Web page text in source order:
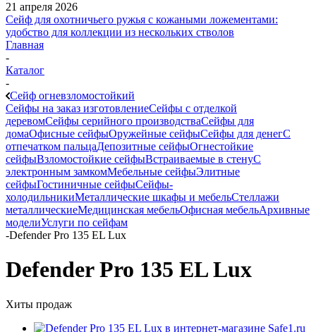
21 апреля 2026
Сейф для охотничьего ружья с кожаными ложементами:
удобство для коллекции из нескольких стволов
Главная
-
Каталог
-
Сейф огневзломостойкий
Сейфы на заказ изготовлениеСейфы с отделкой
деревомСейфы серийного производстваСейфы для
домаОфисные сейфыОружейные сейфыСейфы для денегС
отпечатком пальцаДепозитные сейфыОгнестойкие
сейфыВзломостойкие сейфыВстраиваемые в стенуС
электронным замкомМебельные сейфыЭлитные
сейфыГостиничные сейфыСейфы-
холодильникиМеталлические шкафы и мебельСтеллажи
металлическиеМедицинская мебельОфисная мебельАрхивные
моделиУслуги по сейфам
-Defender Pro 135 EL Lux
Defender Pro 135 EL Lux
Хиты продаж